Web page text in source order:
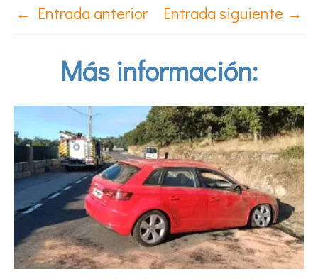
← Entrada anterior Entrada siguiente →
Más información: